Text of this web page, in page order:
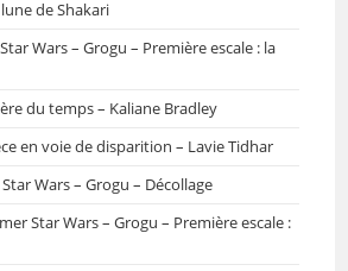
de Shakari
Wars – Grogu – Première escale : la
du temps – Kaliane Bradley
en voie de disparition – Lavie Tidhar
Wars – Grogu – Décollage
Star Wars – Grogu – Première escale :